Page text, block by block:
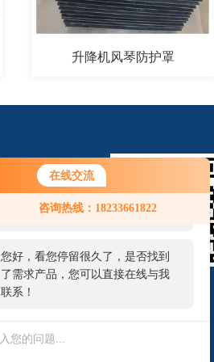
在线交流
咨询热线：18233661822
您好！欢迎前来咨询，很高兴为您
服务，请问您要咨询什么问题呢？
您好，看您停留很久了，是否找到
了需求产品，您可以直接在线与我
联系！
升降机风琴防护罩
扫一扫 微信咨询